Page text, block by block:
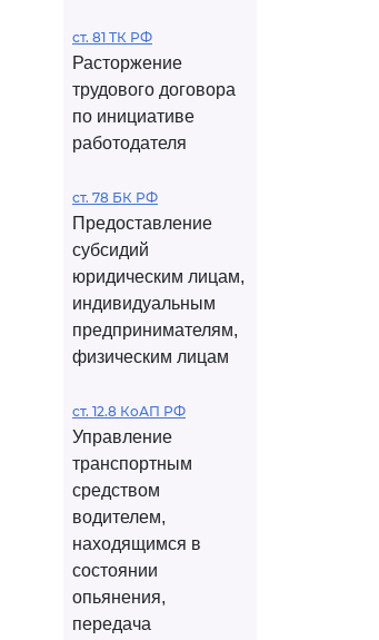
ст. 81 ТК РФ
Расторжение
трудового договора
по инициативе
работодателя
ст. 78 БК РФ
Предоставление
субсидий
юридическим лицам,
индивидуальным
предпринимателям,
физическим лицам
ст. 12.8 КоАП РФ
Управление
транспортным
средством
водителем,
находящимся в
состоянии
опьянения,
передача